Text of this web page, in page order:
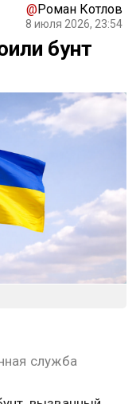
@Роман Котлов
8 июля 2026, 23:54
бунт
служба